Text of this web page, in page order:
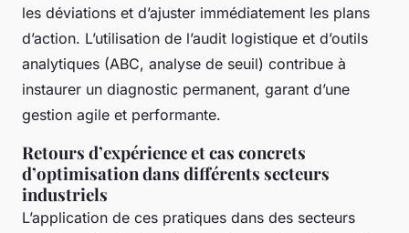
les déviations et d’ajuster immédiatement les plans
d’action. L’utilisation de l’audit logistique et d’outils
analytiques (ABC, analyse de seuil) contribue à
instaurer un diagnostic permanent, garant d’une
gestion agile et performante.
Retours d’expérience et cas concrets
d’optimisation dans différents secteurs
industriels
L’application de ces pratiques dans des secteurs